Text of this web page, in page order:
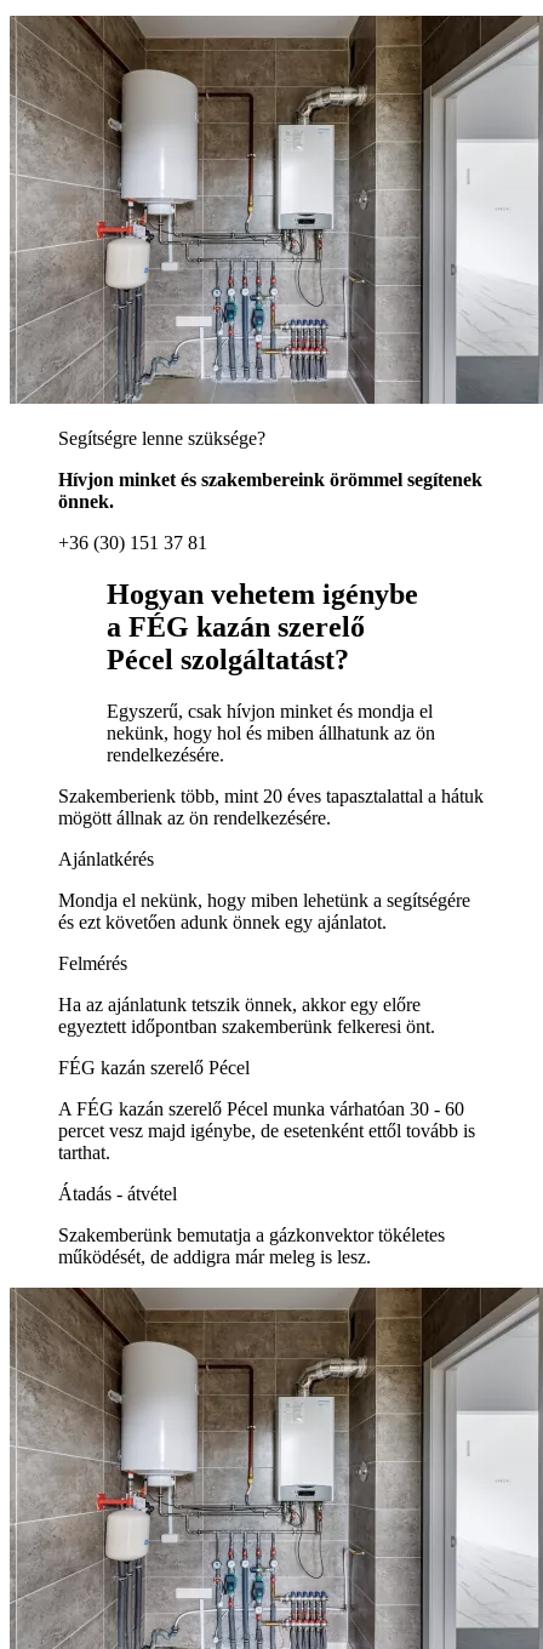
Segítségre lenne szüksége?
Hívjon minket és szakembereink örömmel segítenek
önnek.
+36 (30) 151 37 81
Hogyan vehetem igénybe
a FÉG kazán szerelő
Pécel szolgáltatást?
Egyszerű, csak hívjon minket és mondja el
nekünk, hogy hol és miben állhatunk az ön
rendelkezésére.
Szakemberienk több, mint 20 éves tapasztalattal a hátuk
mögött állnak az ön rendelkezésére.
Ajánlatkérés
Mondja el nekünk, hogy miben lehetünk a segítségére
és ezt követően adunk önnek egy ajánlatot.
Felmérés
Ha az ajánlatunk tetszik önnek, akkor egy előre
egyeztett időpontban szakemberünk felkeresi önt.
FÉG kazán szerelő Pécel
A FÉG kazán szerelő Pécel munka várhatóan 30 - 60
percet vesz majd igénybe, de esetenként ettől tovább is
tarthat.
Átadás - átvétel
Szakemberünk bemutatja a gázkonvektor tökéletes
működését, de addigra már meleg is lesz.